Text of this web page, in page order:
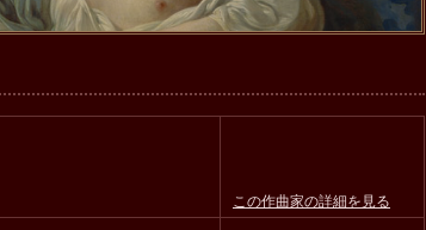
この作曲家の詳細を見る